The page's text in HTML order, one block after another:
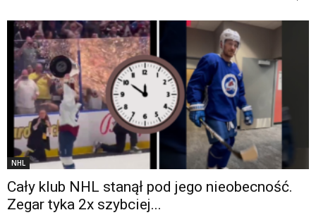
NHL
Cały klub NHL stanął pod jego nieobecność.
Zegar tyka 2x szybciej...